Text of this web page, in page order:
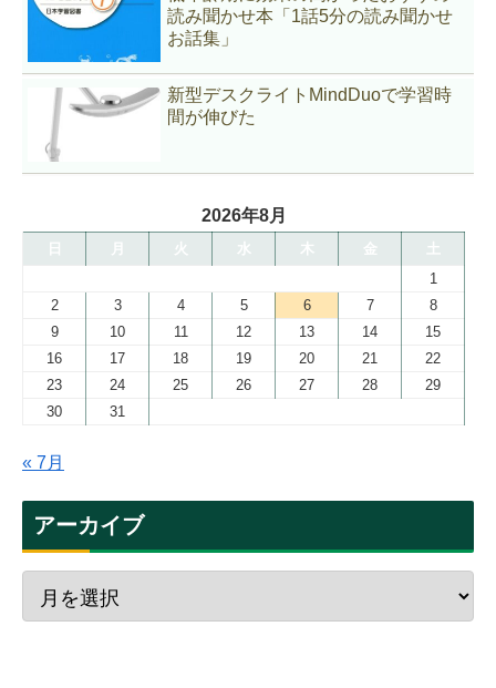
読み聞かせ本「1話5分の読み聞かせ
お話集」
新型デスクライトMindDuoで学習時
間が伸びた
2026年8月
日 月 火 水 木 金
土
1
2
3 4 5 6 7
8
9
10 11 12 13 14
15
16
17 18 19 20 21
22
23
24 25 26 27 28
29
30
31
« 7月
アーカイブ